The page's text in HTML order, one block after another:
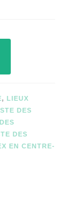
, LIEUX
DES
DES
EN CENTRE-